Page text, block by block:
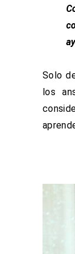
Solo
los